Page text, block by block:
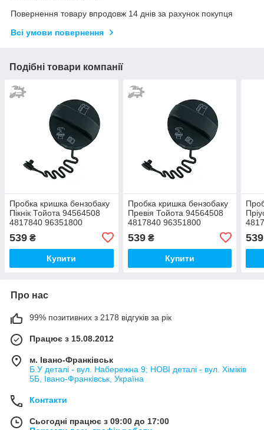
Повернення товару впродовж 14 днів за рахунок покупця
Всі умови повернення
Подібні товари компанії
Пробка кришка бензобаку
Пікнік Тойота 94564508
4817840 96351800
539 ₴
Купити
Пробка кришка бензобаку
Превія Тойота 94564508
4817840 96351800
539₴
Купити
539
Про нас
99% позитивних з 2178 відгуків за рік
Працює з 15.08.2012
м. Івано-Франківськ
Б.У деталі - вул. Набережна 9; НОВІ деталі - вул. Хіміків
5Б, Івано-Франківськ, Україна
Контакти
Сьогодні працює з 09:00 до 17:00